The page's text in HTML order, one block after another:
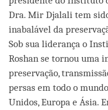
Dra. Mir Djalali tem
inabalável da
Sob sua liderança o
Roshan se tornou uma
preservação,
persas em todo o
Unidos, Europa e Ásia.